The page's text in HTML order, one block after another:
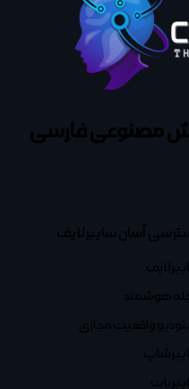
مصنوعی فارسی
آسان سایبرلایف
هوشمند
واقعیت مجازی